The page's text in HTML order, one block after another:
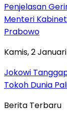
Penjelasan
Menteri
Prabowo
Kamis, 2
Jokowi
Tokoh Dunia
Berita Terbaru